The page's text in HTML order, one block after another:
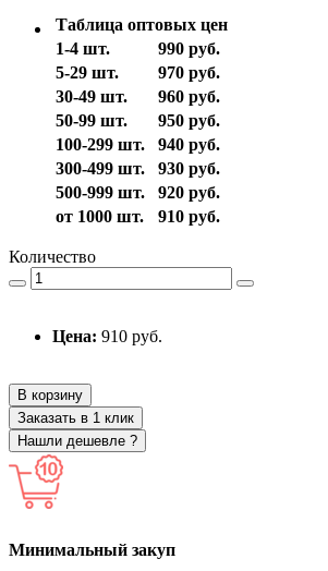
Таблица оптовых цен
1-4 шт.
990 руб.
5-29 шт.
970 руб.
30-49 шт.
960 руб.
50-99 шт.
950 руб.
100-299 шт.
940 руб.
300-499 шт.
930 руб.
500-999 шт.
920 руб.
от 1000 шт.
910 руб.
Количество
Цена: 910 руб.
В корзину
Заказать в 1 клик
Нашли дешевле ?
Минимальный закуп